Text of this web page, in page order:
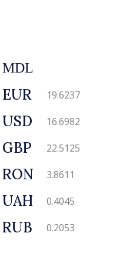
MDL
EUR 19.6237
USD 16.6982
GBP 22.5125
RON 3.8611
UAH 0.4045
RUB 0.2053